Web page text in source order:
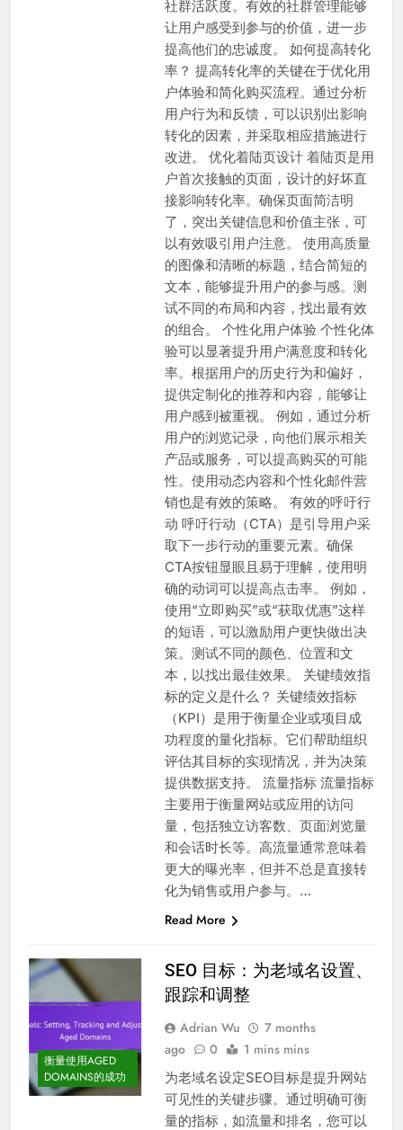
社群活跃度。有效的社群管理能够
让用户感受到参与的价值，进一步
提高他们的忠诚度。 如何提高转化
率？ 提高转化率的关键在于优化用
户体验和简化购买流程。通过分析
用户行为和反馈，可以识别出影响
转化的因素，并采取相应措施进行
改进。 优化着陆页设计 着陆页是用
户首次接触的页面，设计的好坏直
接影响转化率。确保页面简洁明
了，突出关键信息和价值主张，可
以有效吸引用户注意。 使用高质量
的图像和清晰的标题，结合简短的
文本，能够提升用户的参与感。测
试不同的布局和内容，找出最有效
的组合。 个性化用户体验 个性化体
验可以显著提升用户满意度和转化
率。根据用户的历史行为和偏好，
提供定制化的推荐和内容，能够让
用户感到被重视。 例如，通过分析
用户的浏览记录，向他们展示相关
产品或服务，可以提高购买的可能
性。使用动态内容和个性化邮件营
销也是有效的策略。 有效的呼吁行
动 呼吁行动（CTA）是引导用户采
取下一步行动的重要元素。确保
CTA按钮显眼且易于理解，使用明
确的动词可以提高点击率。 例如，
使用“立即购买”或“获取优惠”这样
的短语，可以激励用户更快做出决
策。测试不同的颜色、位置和文
本，以找出最佳效果。 关键绩效指
标的定义是什么？ 关键绩效指标
（KPI）是用于衡量企业或项目成
功程度的量化指标。它们帮助组织
评估其目标的实现情况，并为决策
提供数据支持。 流量指标 流量指标
主要用于衡量网站或应用的访问
量，包括独立访客数、页面浏览量
和会话时长等。高流量通常意味着
更大的曝光率，但并不总是直接转
化为销售或用户参与。…
Read More
衡量使用AGED
DOMAINS的成功
SEO 目标：为老域名设置、
跟踪和调整
Adrian Wu
7 months
ago
0 1 mins mins
为老域名设定SEO目标是提升网站
可见性的关键步骤。通过明确可衡
量的指标，如流量和排名，您可以